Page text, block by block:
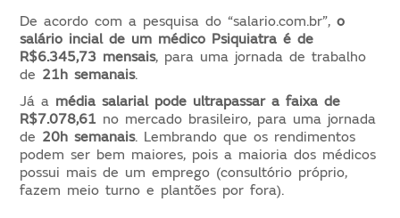
De acordo com a pesquisa do “salario.com.br”,o
salário incial de um médico Psiquiatra é de
R$6.345,73 mensais, para uma jornada de trabalho
de 21h semanais.
Já a média salarial pode ultrapassar a faixa de
R$7.078,61 no mercado brasileiro, para uma jornada
de 20h semanais. Lembrando que os rendimentos
podem ser bem maiores, pois a maioria dos médicos
possui mais de um emprego (consultório próprio,
fazem meio turno e plantões por fora).